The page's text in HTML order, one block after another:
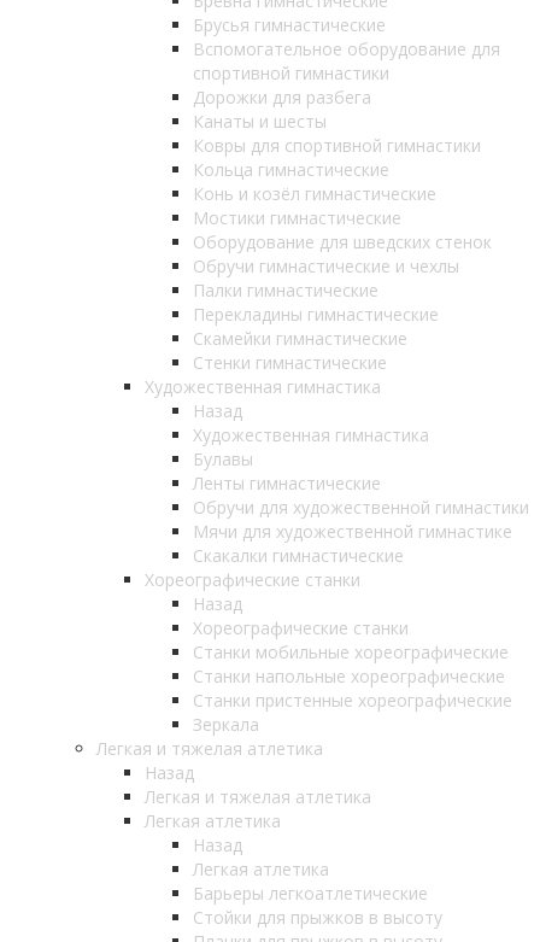
Брусья гимнастические
Вспомогательное оборудование для
спортивной гимнастики
Дорожки для разбега
Канаты и шесты
Ковры для спортивной гимнастики
Кольца гимнастические
Конь и козёл гимнастические
Мостики гимнастические
Оборудование для шведских стенок
Обручи гимнастические и чехлы
Палки гимнастические
Перекладины гимнастические
Скамейки гимнастические
Стенки гимнастические
Художественная гимнастика
Назад
Художественная гимнастика
Булавы
Ленты гимнастические
Обручи для художественной гимнастики
Мячи для художественной гимнастике
Скакалки гимнастические
Хореографические станки
Назад
Хореографические станки
Станки мобильные хореографические
Станки напольные хореографические
Станки пристенные хореографические
Зеркала
Легкая и тяжелая атлетика
Назад
Легкая и тяжелая атлетика
Легкая атлетика
Назад
Легкая атлетика
Барьеры легкоатлетические
Стойки для прыжков в высоту